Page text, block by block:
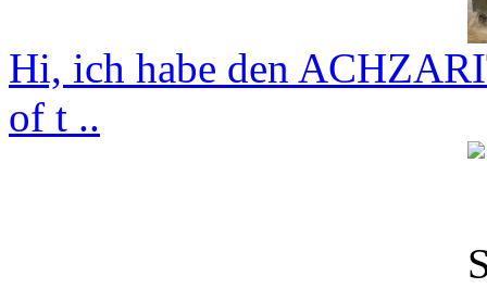
Hi, ich habe den
of t ..